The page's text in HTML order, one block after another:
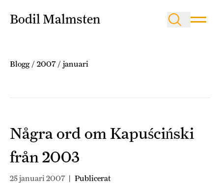
Bodil Malmsten
Blogg / 2007 / januari
Några ord om Kapuściński
från 2003
25 januari 2007 | Publicerat